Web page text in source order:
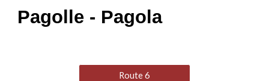
Pagolle - Pagola
Route 6